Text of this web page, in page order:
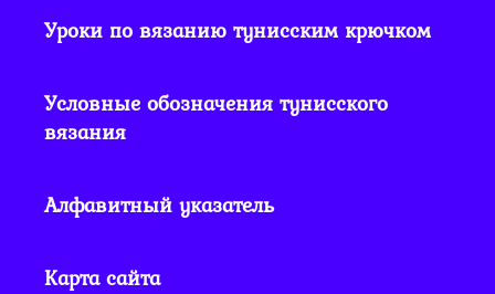
Уроки по вязанию тунисским крючком
Условные обозначения тунисского
вязания
Алфавитный указатель
Карта сайта